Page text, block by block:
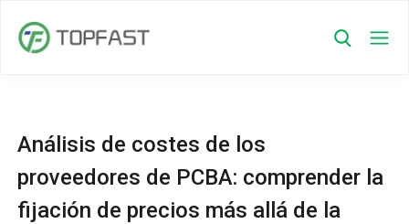
Análisis de costes de los
proveedores de PCBA: comprender la
fijación de precios más allá de la